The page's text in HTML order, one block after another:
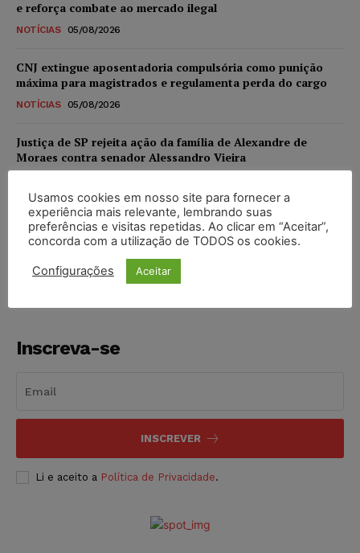
e reforça combate ao mercado ilegal
NOTÍCIAS 05/08/2026
CNJ extingue aposentadoria compulsória como punição
máxima para magistrados e regulamenta perda do cargo
NOTÍCIAS 05/08/2026
Justiça de SP rejeita ação da família de Alexandre de
Moraes contra senador Alessandro Vieira
Conselho Nacional de Justiça determina afastamento da
juíza Gabriela Hardt por dois anos
Inscreva-se
INSCREVER
Li e aceito a Política de Privacidade.
Usamos cookies em nosso site para fornecer a
experiência mais relevante, lembrando suas
preferências e visitas repetidas. Ao clicar em “Aceitar”,
concorda com a utilização de TODOS os cookies.
Configurações Aceitar